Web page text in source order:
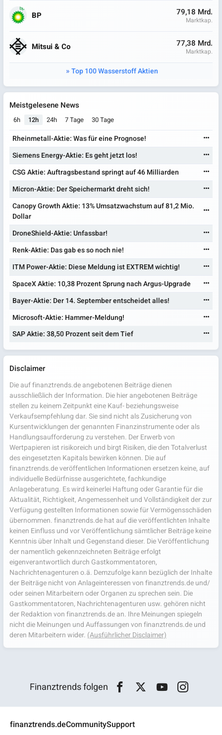
BP 79,18 Mrd.
Marktkap.
Mitsui & Co 77,38 Mrd.
Marktkap.
Top 100 Wasserstoff Aktien
Meistgelesene News
6h 12h 24h 7 Tage 30 Tage
Rheinmetall-Aktie: Was für eine Prognose!
Siemens Energy-Aktie: Es geht jetzt los!
CSG Aktie: Auftragsbestand springt auf 46 Milliarden
Micron-Aktie: Der Speichermarkt dreht sich!
Canopy Growth Aktie: 13% Umsatzwachstum auf 81,2 Mio.
Dollar
DroneShield-Aktie: Unfassbar!
Renk-Aktie: Das gab es so noch nie!
ITM Power-Aktie: Diese Meldung ist EXTREM wichtig!
SpaceX Aktie: 10,38 Prozent Sprung nach Argus-Upgrade
Bayer-Aktie: Der 14. September entscheidet alles!
Microsoft-Aktie: Hammer-Meldung!
SAP Aktie: 38,50 Prozent seit dem Tief
Disclaimer
Die auf finanztrends.de angebotenen Beiträge dienen
ausschließlich der Information. Die hier angebotenen Beiträge
stellen zu keinem Zeitpunkt eine Kauf- beziehungsweise
Verkaufsempfehlung dar. Sie sind nicht als Zusicherung von
Kursentwicklungen der genannten Finanzinstrumente oder als
Handlungsaufforderung zu verstehen. Der Erwerb von
Wertpapieren ist risikoreich und birgt Risiken, die den Totalverlust
des eingesetzten Kapitals bewirken können. Die auf
finanztrends.de veröffentlichen Informationen ersetzen keine, auf
individuelle Bedürfnisse ausgerichtete, fachkundige
Anlageberatung. Es wird keinerlei Haftung oder Garantie für die
Aktualität, Richtigkeit, Angemessenheit und Vollständigkeit der zur
Verfügung gestellten Informationen sowie für Vermögensschäden
übernommen. finanztrends.de hat auf die veröffentlichten Inhalte
keinen Einfluss und vor Veröffentlichung sämtlicher Beiträge keine
Kenntnis über Inhalt und Gegenstand dieser. Die Veröffentlichung
der namentlich gekennzeichneten Beiträge erfolgt
eigenverantwortlich durch Gastkommentatoren,
Nachrichtenagenturen o.ä. Demzufolge kann bezüglich der Inhalte
der Beiträge nicht von Anlageinteressen von finanztrends.de und/
oder seinen Mitarbeitern oder Organen zu sprechen sein. Die
Gastkommentatoren, Nachrichtenagenturen usw. gehören nicht
der Redaktion von finanztrends.de an. Ihre Meinungen spiegeln
nicht die Meinungen und Auffassungen von finanztrends.de und
deren Mitarbeitern wider. (Ausführlicher Disclaimer)
Finanztrends folgen
finanztrends.deCommunitySupport